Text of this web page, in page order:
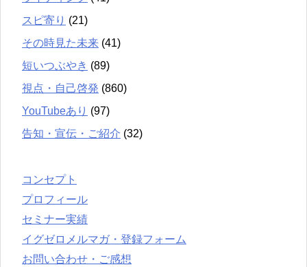
スピ寄り (21)
その時見た未来 (41)
短いつぶやき (89)
視点・自己啓発 (860)
YouTubeあり (97)
告知・宣伝・ご紹介 (32)
コンセプト
プロフィール
セミナー実績
イグゼロメルマガ・登録フォーム
お問い合わせ・ご感想